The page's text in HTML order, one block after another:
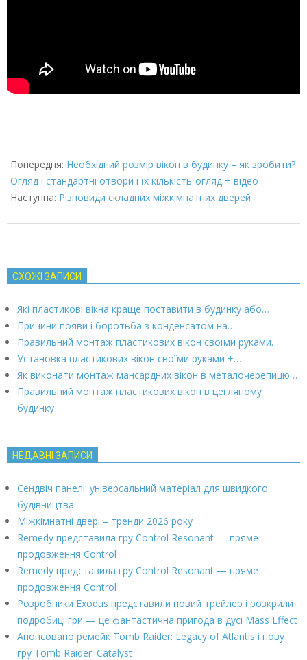
01-
29
Попередня: Необхідний розмір вікон в будинку – як зробити?
Огляд і стандартні отвори і їх кількість-огляд + відео
Наступна: Різновиди складних міжкімнатних дверей
СХОЖІ ЗАПИСИ
Які пластикові вікна краще поставити в будинку або…
Причини появи і боротьба з конденсатом на…
Правильний монтаж пластикових вікон своїми руками…
Установка пластикових вікон своїми руками +…
Як виконати монтаж мансардних вікон в металочерепицю…
Правильний монтаж пластикових вікон в цегляному
будинку
НЕДАВНІ ЗАПИСИ
Сендвіч панелі: універсальний матеріал для швидкого
будівництва
Міжкімнатні двері – тренди 2026 року
Remedy представила гру Control Resonant — пряме
продовження Control
Remedy представила гру Control Resonant — пряме
продовження Control
Розробники Exodus представили новий трейлер і розкрили
подробиці гри — це фантастична пригода в дусі Mass Effect
Анонсовано ремейк Tomb Raider: Legacy of Atlantis і нову
гру Tomb Raider: Catalyst